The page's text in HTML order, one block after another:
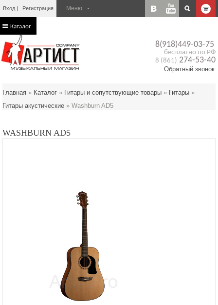
Вход Регистрация
8(918)449-03-75
бесплатно по РФ
8 (861) 274-53-40
Обратный звонок
Каталог
Главная » Каталог » Гитары и сопутствующие товары » Гитары »
Гитары акустические » Washburn AD5
WASHBURN AD5